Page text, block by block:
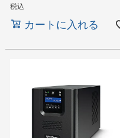
税込
カートに入れる